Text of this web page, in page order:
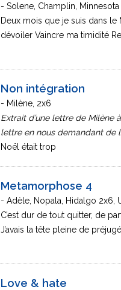
- Solene, Champlin,
Deux mois que je suis dans le
dévoiler Vaincre ma timidité
Non intégration
- Milène, 2x6
Extrait d’une lettre de Milène
lettre en nous demandant de
Noël était trop
Metamorphose 4
- Adèle, Nopala, Hidalgo 2x6,
C’est dur de tout quitter, de
J’avais la tête pleine de
Love & hate